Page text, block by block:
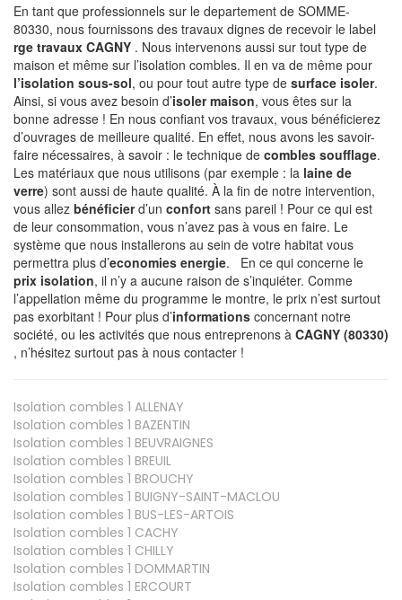
En tant que professionnels sur le departement de SOMME-
80330, nous fournissons des travaux dignes de recevoir le label
rge travaux CAGNY . Nous intervenons aussi sur tout type de
maison et même sur l’isolation combles. Il en va de même pour
l’isolation sous-sol, ou pour tout autre type de surface isoler.
Ainsi, si vous avez besoin d’isoler maison, vous êtes sur la
bonne adresse ! En nous confiant vos travaux, vous bénéficierez
d’ouvrages de meilleure qualité. En effet, nous avons les savoir-
faire nécessaires, à savoir : le technique de combles soufflage.
Les matériaux que nous utilisons (par exemple : la laine de
verre) sont aussi de haute qualité. À la fin de notre intervention,
vous allez bénéficierd’un confort sans pareil ! Pour ce qui est
de leur consommation, vous n’avez pas à vous en faire. Le
système que nous installerons au sein de votre habitat vous
permettra plus d’economies energie. En ce qui concerne le
prix isolation, il n’y a aucune raison de s’inquiéter. Comme
l’appellation même du programme le montre, le prix n’est surtout
pas exorbitant ! Pour plus d’informations concernant notre
société, ou les activités que nous entreprenons à CAGNY (80330)
, n’hésitez surtout pas à nous contacter !
Isolation combles 1 ALLENAY
Isolation combles 1 BAZENTIN
Isolation combles 1 BEUVRAIGNES
Isolation combles 1 BREUIL
Isolation combles 1 BROUCHY
Isolation combles 1 BUIGNY-SAINT-MACLOU
Isolation combles 1 BUS-LES-ARTOIS
Isolation combles 1 CACHY
Isolation combles 1 CHILLY
Isolation combles 1 DOMMARTIN
Isolation combles 1 ERCOURT